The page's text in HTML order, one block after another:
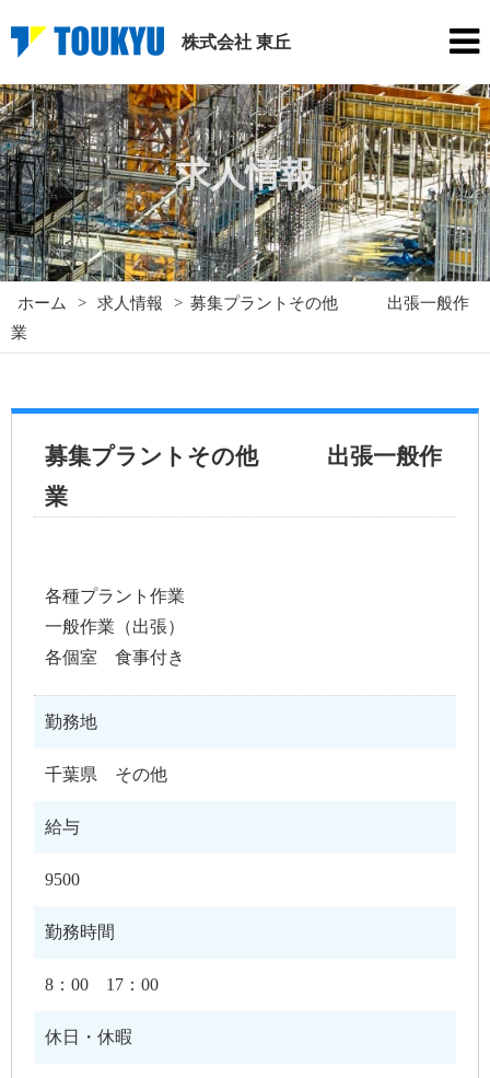
株式会社 東丘
求人情報
ホーム > 求人情報 > 募集プラントその他 出張一般作
業
募集プラントその他 出張一般作
業
各種プラント作業
一般作業（出張）
各個室 食事付き
勤務地
千葉県 その他
給与
9500
勤務時間
8：00 17：00
休日・休暇